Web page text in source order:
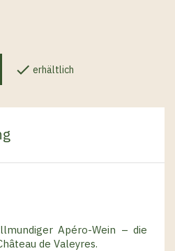
 erhältlich
Apéro-Wein – die
de Valeyres.